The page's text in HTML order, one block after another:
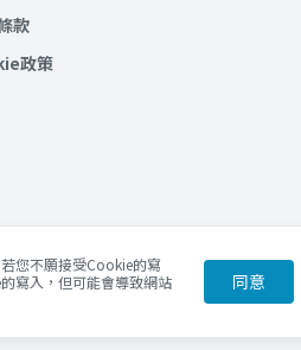
款
政策
您不願接受Cookie的寫
寫入，但可能會導致網站
同意